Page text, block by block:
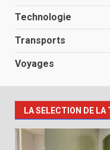
Technologie
Transports
Voyages
LA SELECTION DE LA